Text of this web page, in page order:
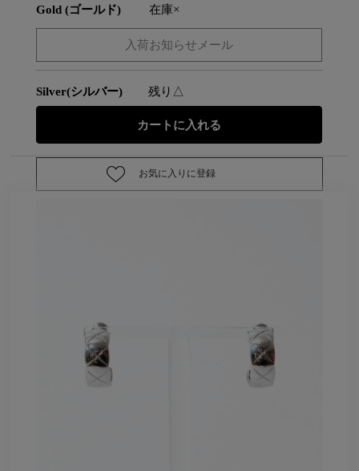
Gold (ゴールド) 在庫×
Silver(シルバー) 残り△
お気に入りに登録